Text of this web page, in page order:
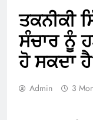
ਤਕਨੀਕੀ
ਸੰਚਾਰ ਨੂੰ
ਹੋ ਸਕਦਾ
Admin 3